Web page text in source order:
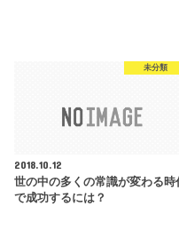
未分類
2018.10.12
世の中の多くの常識が変わる時
で成功するには？